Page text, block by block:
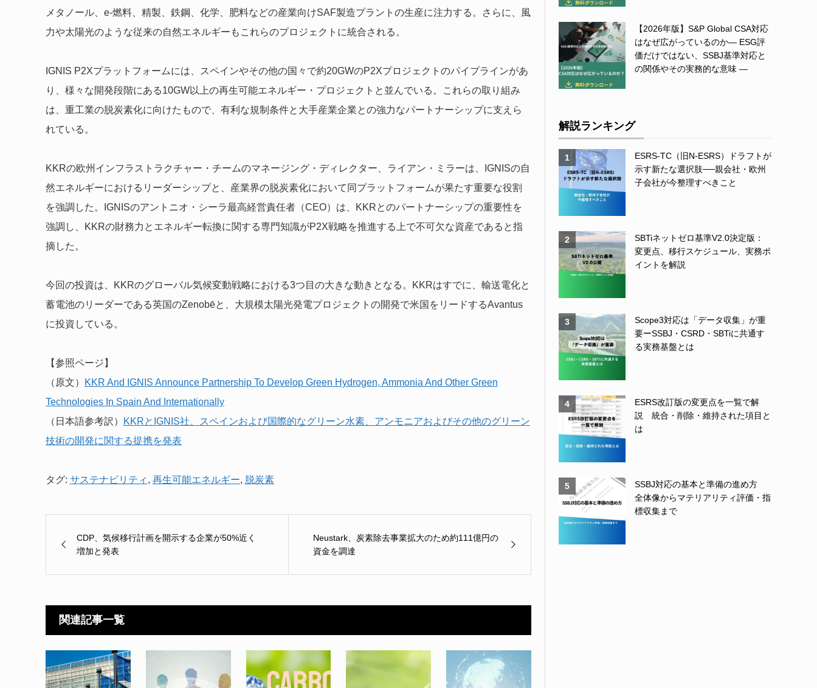
メタノール、e-燃料、精製、鉄鋼、化学、肥料などの産業向けSAF製造プラントの生産に注力する。さらに、風
力や太陽光のような従来の自然エネルギーもこれらのプロジェクトに統合される。
IGNIS P2Xプラットフォームには、スペインやその他の国々で約20GWのP2Xプロジェクトのパイプラインがあ
り、様々な開発段階にある10GW以上の再生可能エネルギー・プロジェクトと並んでいる。これらの取り組み
は、重工業の脱炭素化に向けたもので、有利な規制条件と大手産業企業との強力なパートナーシップに支えら
れている。
KKRの欧州インフラストラクチャー・チームのマネージング・ディレクター、ライアン・ミラーは、IGNISの自
然エネルギーにおけるリーダーシップと、産業界の脱炭素化において同プラットフォームが果たす重要な役割
を強調した。IGNISのアントニオ・シーラ最高経営責任者（CEO）は、KKRとのパートナーシップの重要性を
強調し、KKRの財務力とエネルギー転換に関する専門知識がP2X戦略を推進する上で不可欠な資産であると指
摘した。
今回の投資は、KKRのグローバル気候変動戦略における3つ目の大きな動きとなる。KKRはすでに、輸送電化と
蓄電池のリーダーである英国のZenobēと、大規模太陽光発電プロジェクトの開発で米国をリードするAvantus
に投資している。
【参照ページ】
（原文）
KKR And IGNIS Announce Partnership To Develop Green Hydrogen, Ammonia And Other Green
Technologies In Spain And Internationally
（日本語参考訳）
KKRとIGNIS社、スペインおよび国際的なグリーン水素、アンモニアおよびその他のグリーン
技術の開発に関する提携を発表
タグ: サステナビリティ , 再生可能エネルギー, 脱炭素
CDP、気候移行計画を開示する企業が50%近く
増加と発表
Neustark、炭素除去事業拡大のため約111億円の
資金を調達
関連記事一覧
【2026年版】S&P Global CSA対応
はなぜ広がっているのか― ESG評
価だけではない、SSBJ基準対応と
の関係やその実務的な意味 ―
解説ランキング
1
ESRS-TC（旧N-ESRS）ドラフトが
示す新たな選択肢──親会社・欧州
子会社が今整理すべきこと
2
SBTiネットゼロ基準V2.0決定版：
変更点、移行スケジュール、実務ポ
イントを解説
3
Scope3対応は「データ収集」が重
要ーSSBJ・CSRD・SBTiに共通す
る実務基盤とは
4
ESRS改訂版の変更点を一覧で解
説 統合・削除・維持された項目と
は
5
SSBJ対応の基本と準備の進め方
全体像からマテリアリティ評価・指
標収集まで